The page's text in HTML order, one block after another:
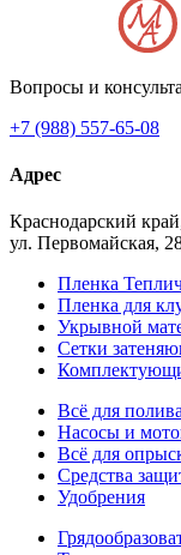
Вопросы и
+7 (988) 557-65-08
Адрес
Краснодарский
ул. Первомайская,
Пленка
Пленка для
Укрывной
Сетки
Всё для полива
Насосы и
Всё для
Средства
Удобрения